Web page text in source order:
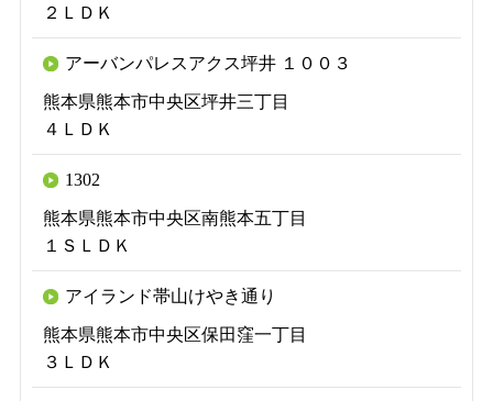
２ＬＤＫ
アーバンパレスアクス坪井 １００３
熊本県熊本市中央区坪井三丁目
４ＬＤＫ
1302
熊本県熊本市中央区南熊本五丁目
１ＳＬＤＫ
アイランド帯山けやき通り
熊本県熊本市中央区保田窪一丁目
３ＬＤＫ